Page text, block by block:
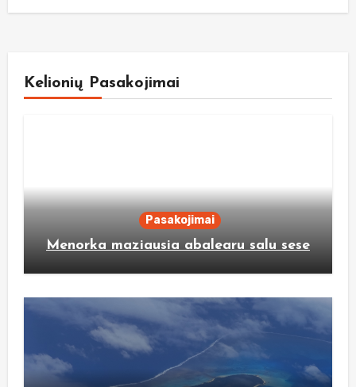
Kelionių Pasakojimai
Pasakojimai
Menorka maziausia abalearu salu sese